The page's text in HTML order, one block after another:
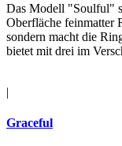
Das Modell "Soulful"
Oberfläche feinmatter
sondern macht die
bietet mit drei im
|
Graceful